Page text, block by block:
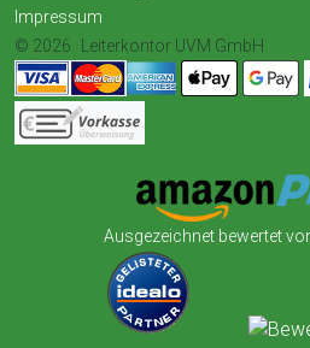
Impressum
© 2026
Leiterkontor UVM GmbH
Ausgezeichnet bewertet